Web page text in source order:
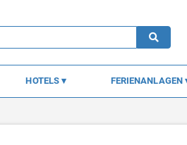
HOTELS FERIENANLAGEN